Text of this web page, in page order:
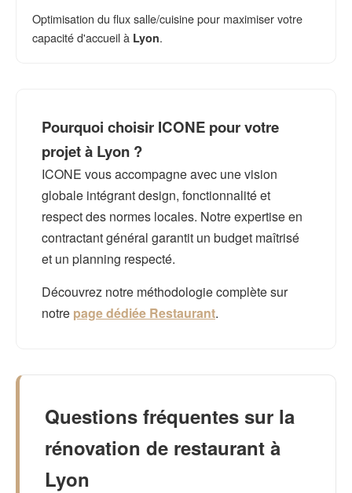
Optimisation du flux salle/cuisine pour maximiser votre
capacité d'accueil à Lyon.
Pourquoi choisir ICONE pour votre
projet à Lyon ?
ICONE vous accompagne avec une vision
globale intégrant design, fonctionnalité et
respect des normes locales. Notre expertise en
contractant général garantit un budget maîtrisé
et un planning respecté.
Découvrez notre méthodologie complète sur
notre page dédiée Restaurant.
Questions fréquentes sur la
rénovation de restaurant à
Lyon